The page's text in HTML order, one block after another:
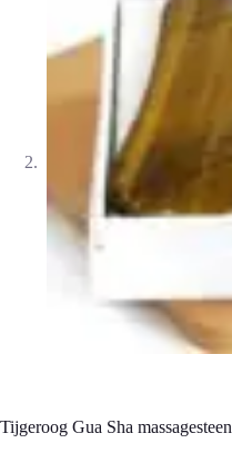
Tijgeroog Gua Sha massagesteen